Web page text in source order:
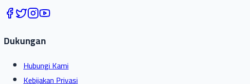
Dukungan
Hubungi Kami
Kebijakan Privasi